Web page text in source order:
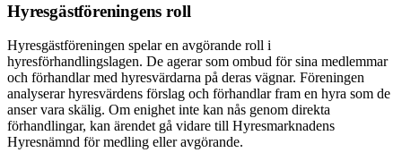
Hyresgästföreningens roll
Hyresgästföreningen spelar en avgörande roll i
hyresförhandlingslagen. De agerar som ombud för sina medlemmar
och förhandlar med hyresvärdarna på deras vägnar. Föreningen
analyserar hyresvärdens förslag och förhandlar fram en hyra som de
anser vara skälig. Om enighet inte kan nås genom direkta
förhandlingar, kan ärendet gå vidare till Hyresmarknadens
Hyresnämnd för medling eller avgörande.